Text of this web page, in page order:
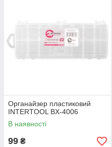
Органайзер пластиковий
INTERTOOL BX-4006
В наявності
99 ₴